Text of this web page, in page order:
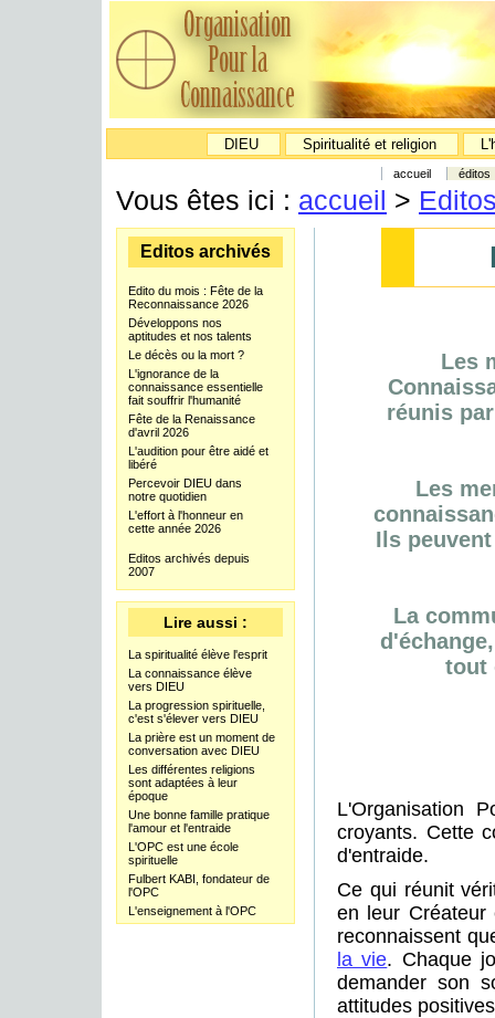
DIEU Spiritualité et religion
accueil éditos
Vous êtes ici : accueil >
Les
réunis
Les
Ils
La
tout
L'Organisation
croyants. Cette
d'entraide.
Ce qui réunit
en leur
reconnaissent
la vie. Chaque
demander son
attitudes
Editos archivés
Edito du mois : Fête de la
Reconnaissance 2026
Développons nos
aptitudes et nos talents
Le décès ou la mort ?
L'ignorance de la
connaissance essentielle
fait souffrir l'humanité
Fête de la Renaissance
d'avril 2026
L'audition pour être aidé et
libéré
Percevoir DIEU dans
notre quotidien
L'effort à l'honneur en
cette année 2026
Editos archivés depuis
2007
Lire aussi :
La spiritualité élève l'esprit
La connaissance élève
vers DIEU
La progression spirituelle,
c'est s'élever vers DIEU
La prière est un moment de
conversation avec DIEU
Les différentes religions
sont adaptées à leur
époque
Une bonne famille pratique
l'amour et l'entraide
L'OPC est une école
spirituelle
Fulbert KABI, fondateur de
l'OPC
L'enseignement à l'OPC